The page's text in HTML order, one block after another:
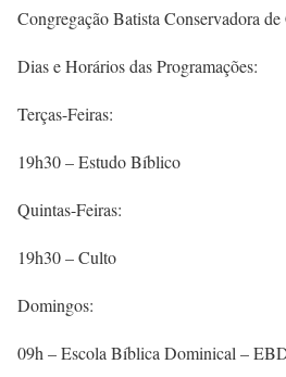
Congregação Batista Conservadora
Dias e Horários das Programações:
Terças-Feiras:
19h30 – Estudo Bíblico
Quintas-Feiras:
19h30 – Culto
Domingos:
09h – Escola Bíblica Dominical –